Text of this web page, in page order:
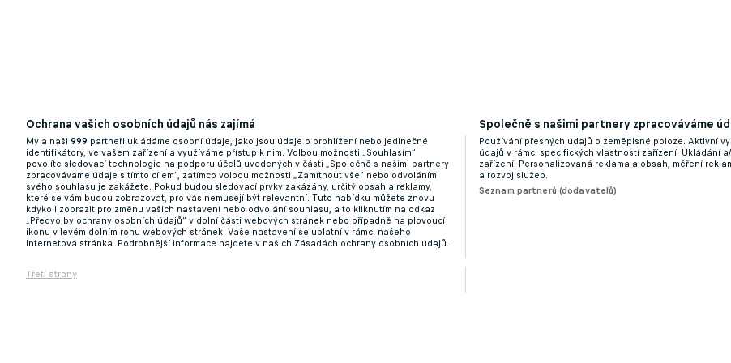
Zoufalý pokus agentů! Maguire byl nabídnut Interu, ten má ale jiné plány
01.06.2026 07:22
Ochrana vašich osobních údajů nás zajímá
My a naši 999 partneři ukládáme osobní údaje, jako jsou údaje o prohlížení nebo jedinečné
identifikátory, ve vašem zařízení a využíváme přístup k nim. Volbou možnosti „Souhlasím“
povolíte sledovací technologie na podporu účelů uvedených v části „Společně s našimi partnery
zpracováváme údaje s tímto cílem“, zatímco volbou možnosti „Zamítnout vše“ nebo odvoláním
svého souhlasu je zakážete. Pokud budou sledovací prvky zakázány, určitý obsah a reklamy,
které se vám budou zobrazovat, pro vás nemusejí být relevantní. Tuto nabídku můžete znovu
kdykoli zobrazit pro změnu vašich nastavení nebo odvolání souhlasu, a to kliknutím na odkaz
„Předvolby ochrany osobních údajů“ v dolní části webových stránek nebo případně na plovoucí
ikonu v levém dolním rohu webových stránek. Vaše nastavení se uplatní v rámci našeho
Internetová stránka. Podrobnější informace najdete v našich Zásadách ochrany osobních údajů.
Třetí strany
Společně s našimi partnery zpracováváme
Používání přesných údajů o zeměpisné poloze. Aktivní
údajů v rámci specifických vlastností zařízení. Ukládání
zařízení. Personalizovaná reklama a obsah, měření
a rozvoj služeb.
Seznam partnerů (dodavatelů)